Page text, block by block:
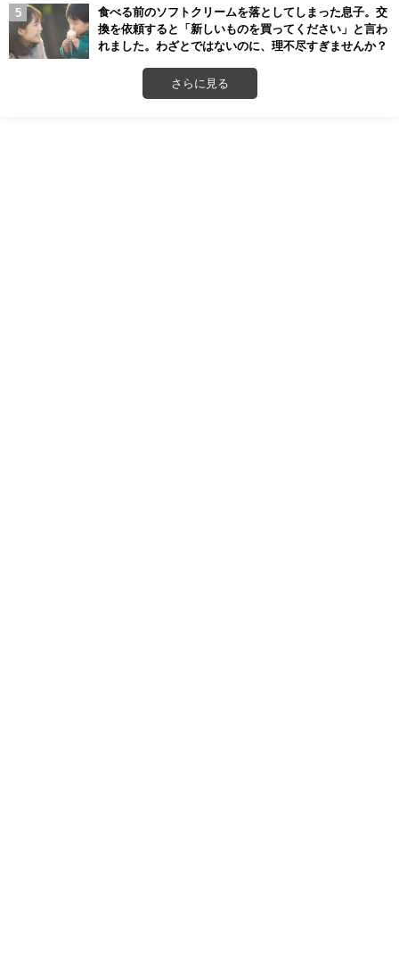
食べる前のソフトクリームを落としてしまった息子。交
換を依頼すると「新しいものを買ってください」と言わ
れました。わざとではないのに、理不尽すぎませんか？
さらに見る